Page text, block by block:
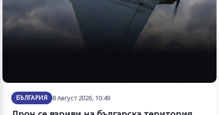
БЪЛГАРИЯ 8 Август 2026, 10:49